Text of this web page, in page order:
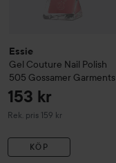
Essie
Gel Couture Nail Polish
505 Gossamer Garments
153 kr
Rek. pris 159 kr
Rekommenderat pris 159 kr
KÖP